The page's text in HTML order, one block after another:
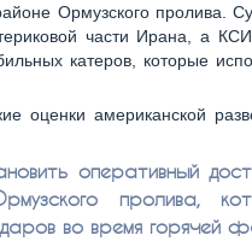
Ормузского пролива.
части Ирана, а
катеров, которые
оценки американской
оперативный
пролива,
во время горячей